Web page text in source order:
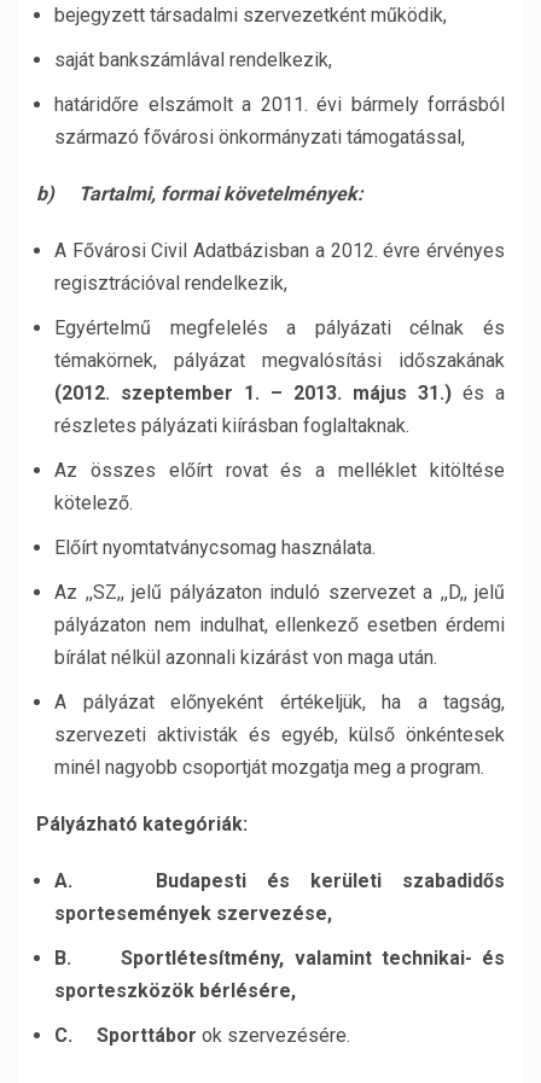
bejegyzett társadalmi szervezetként működik,
saját bankszámlával rendelkezik,
határidőre elszámolt a 2011. évi bármely forrásból
származó fővárosi önkormányzati támogatással,
b) Tartalmi, formai követelmények:
A Fővárosi Civil Adatbázisban a 2012. évre érvényes
regisztrációval rendelkezik,
Egyértelmű megfelelés a pályázati célnak és
témakörnek, pályázat megvalósítási időszakának
(2012. szeptember 1. – 2013. május 31.) és a
részletes pályázati kiírásban foglaltaknak.
Az összes előírt rovat és a melléklet kitöltése
kötelező.
Előírt nyomtatványcsomag használata.
Az ,,SZ,, jelű pályázaton induló szervezet a ,,D,, jelű
pályázaton nem indulhat, ellenkező esetben érdemi
bírálat nélkül azonnali kizárást von maga után.
A pályázat előnyeként értékeljük, ha a tagság,
szervezeti aktivisták és egyéb, külső önkéntesek
minél nagyobb csoportját mozgatja meg a program.
Pályázható kategóriák:
A.
Budapesti és kerületi szabadidős
sportesemények szervezése,
B.Sportlétesítmény, valamint technikai- és
sporteszközök bérlésére,
C. Sporttábor ok szervezésére.